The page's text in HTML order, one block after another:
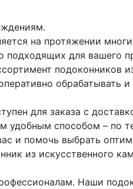
на протяжении
для вашего
подоконников
обрабатывать и
для заказа с
удобным способом – по
и помочь выбрать
из искусственного
Наши